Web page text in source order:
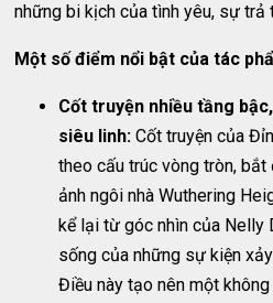
những bi kịch của tình yêu, sự trả
Một số điểm nổi bật của tác
Cốt truyện nhiều tầng
siêu linh: Cốt truyện của
theo cấu trúc vòng tròn,
ảnh ngôi nhà Wuthering
kể lại từ góc nhìn của Nelly
sống của những sự kiện
Điều này tạo nên một